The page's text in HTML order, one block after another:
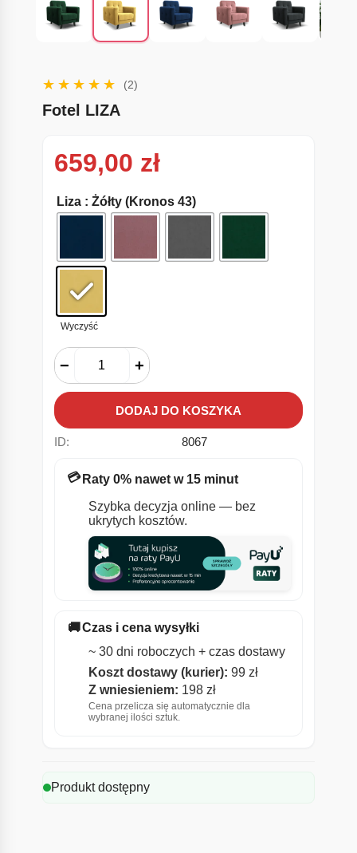
(2)
Fotel LIZA
659,00 zł
Liza : Żółty (Kronos 43)
Wyczyść
− +
DODAJ DO KOSZYKA
ID: 8067
💳 Raty 0% nawet w 15 minut
Szybka decyzja online — bez
ukrytych kosztów.
🚚Czas i cena wysyłki
~ 30 dni roboczych + czas dostawy
Koszt dostawy (kurier): 99 zł
Z wniesieniem: 198 zł
Cena przelicza się automatycznie dla
wybranej ilości sztuk.
Produkt dostępny